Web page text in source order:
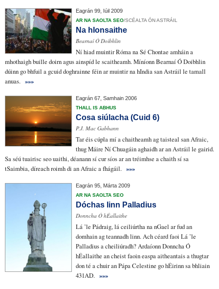
Eagrán 99, Iúil 2009
AR NA SAOLTA SEO/SCÉALTA ÓN ASTRÁIL
Na hIonsaithe
Bearnaí Ó Doibhlin
Ní hiad muintir Róma na Sé Chontae amháin a
mhothaighbuille doirnagusainspídle scaitheamh.MíníonnBearnaí Ó Doibhlin
dúinn go bhfuil a gcuiddoghrainne féin ar muintir na hIndia san Astráil le tamall
anuas. »»»
Eagrán 67, Samhain 2006
THALL IS ABHUS
Cosa siúlacha (Cuid 6)
P.J. Mac Gabhann
Tar éis cúpla mí a chaitheamhag taisteal san Afraic,
thug Máire Ní Chuagáin aghaidh ar an Astráil le gairid.
Saséú tuairisc seo uaithi, déanann sí cur síos ar antréimhse a chaith sísa
tSaimbia,díreach roimh di an Afraic a fhágáil. »»»
Eagrán 95, Márta 2009
AR NA SAOLTA SEO
Dóchas linn Palladius
Donncha Ó hÉallaithe
Lá ’le Pádraig,lá ceiliúrthana nGael ar fud an
domhainag teannadh linn. Ach céard faoi Lá ’le
Palladius acheiliúradh?ArdaíonnDonncha Ó
hÉallaithe an cheist faoineaspa aitheantaisa thugtar
don té a chuir an Pápa Celestine go hÉirinn sa bhliain
431AD. »»»